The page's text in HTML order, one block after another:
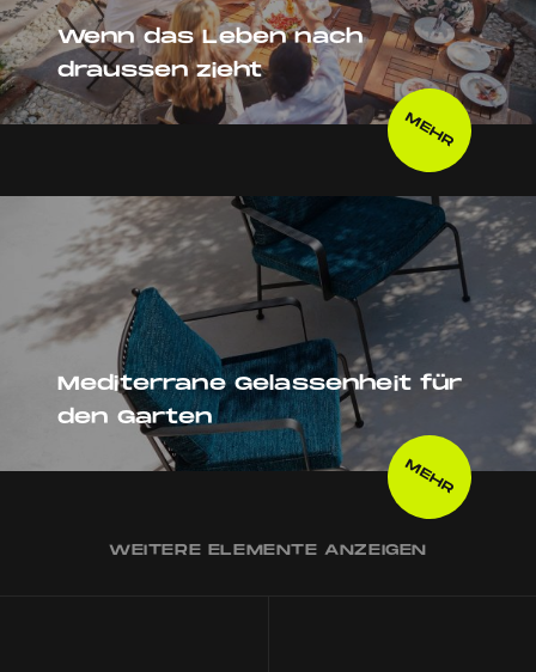
Wenn das Leben nach
draussen zieht
MEHR
Mediterrane Gelassenheit für
den Garten
MEHR
WEITERE ELEMENTE ANZEIGEN